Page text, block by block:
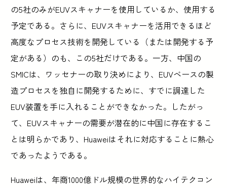
の5社のみがEUVスキャナーを使用しているか、使用する
予定である。さらに、EUVスキャナーを活用できるほど
高度なプロセス技術を開発している（または開発する予
定がある）のも、この5社だけである。一方、中国の
SMICは、ワッセナーの取り決めにより、EUVベースの製
造プロセスを独自に開発するために、すでに調達した
EUV装置を手に入れることができなかった。したがっ
て、EUVスキャナーの需要が潜在的に中国に存在するこ
とは明らかであり、Huaweiはそれに対応することに熱心
であったようである。
Huaweiは、年商1000億ドル規模の世界的なハイテクコン